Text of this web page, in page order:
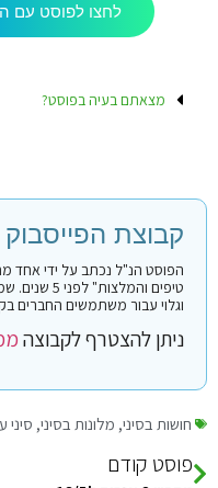
לחצו לפוסט עם
מצאתם בעיה בפוסט?
קבוצת הפייסבוק
הפוסט הנ"ל נכתב על ידי אחד
טיפים
וגלוי עבור משתמשים החברים
ניתן להצטרף לקבוצה
חושות בסיני, מלונות בסיני, סיני
פוסט קודם